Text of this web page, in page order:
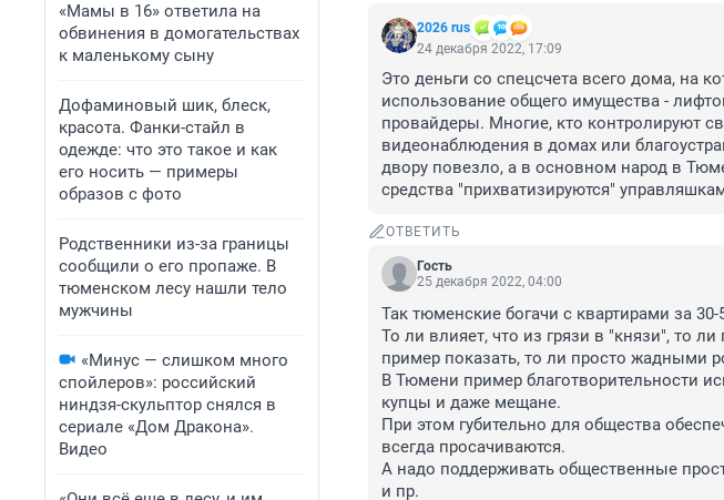
«Мамы в 16» ответила на
обвинения в домогательствах
к маленькому сыну
Дофаминовый шик, блеск,
красота. Фанки-стайл в
одежде: что это такое и как
его носить — примеры
образов с фото
Родственники из-за границы
сообщили о его пропаже. В
тюменском лесу нашли тело
мужчины
«Минус — слишком много
спойлеров»: российский
ниндзя-скульптор снялся в
сериале «Дом Дракона».
Видео
2026 rus
24 декабря 2022, 17:09
Это деньги со спецсчета всего дома, на
использование общего имущества -
провайдеры. Многие, кто контролируют
видеонаблюдения в домах или
двору повезло, а в основном народ в
средства "прихватизируются"
ОТВЕТИТЬ
Гость
25 декабря 2022, 04:00
Так тюменские богачи с квартирами за
То ли влияет, что из грязи в "князи", то
пример показать, то ли просто жадными
В Тюмени пример благотворительности
купцы и даже мещане.
При этом губительно для общества
всегда просачиваются.
А надо поддерживать общественные
и пр.